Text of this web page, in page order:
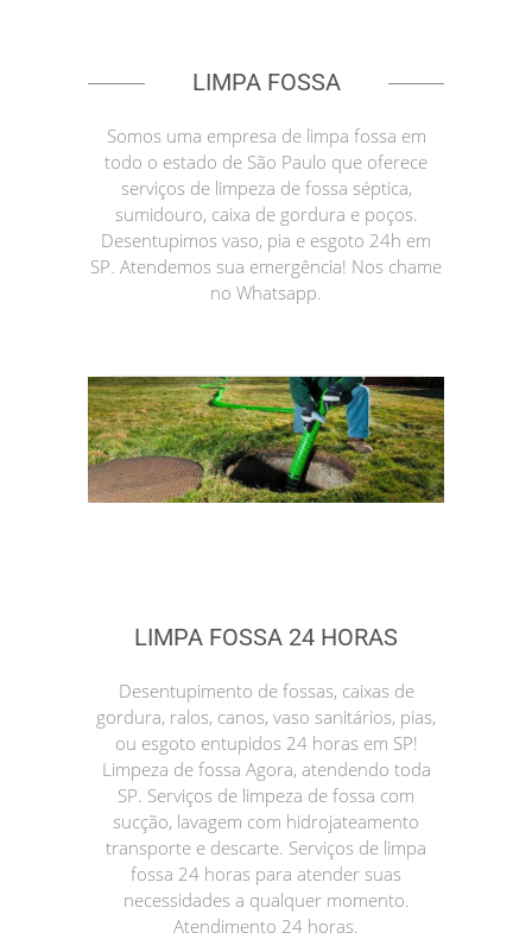
LIMPA FOSSA
Somos uma empresa de limpa fossa em
todo o estado de São Paulo que oferece
serviços de limpeza de fossa séptica,
sumidouro, caixa de gordura e poços.
Desentupimos vaso, pia e esgoto 24h em
SP. Atendemos sua emergência! Nos chame
no Whatsapp.
LIMPA FOSSA 24 HORAS
Desentupimento de fossas, caixas de
gordura, ralos, canos, vaso sanitários, pias,
ou esgoto entupidos 24 horas em SP!
Limpeza de fossa Agora, atendendo toda
SP. Serviços de limpeza de fossa com
sucção, lavagem com hidrojateamento
transporte e descarte. Serviços de limpa
fossa 24 horas para atender suas
necessidades a qualquer momento.
Atendimento 24 horas.